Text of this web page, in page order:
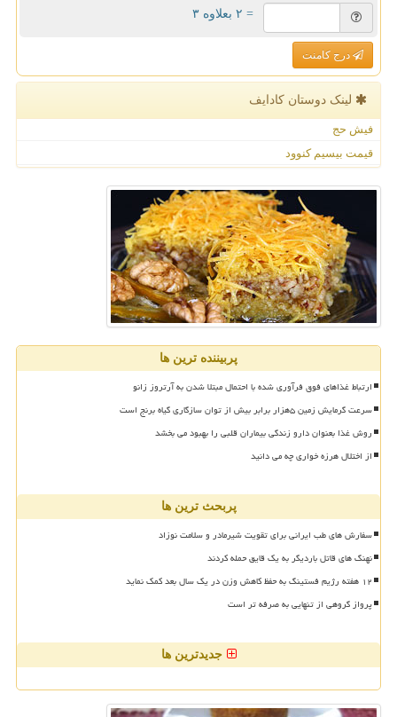
= ۲ بعلاوه ۳
درج کامنت
لینک دوستان كادایف
فیش حج
قیمت بیسیم کنوود
پربیننده ترین ها
ارتباط غذاهای فوق فرآوری شده با احتمال مبتلا شدن به آرتروز زانو
سرعت گرمایش زمین ۵هزار برابر بیش از توان سازگاری گیاه برنج است
روش غذا بعنوان دارو زندگی بیماران قلبی را بهبود می بخشد
از اختلال هرزه خواری چه می دانید
پربحث ترین ها
سفارش های طب ایرانی برای تقویت شیرمادر و سلامت نوزاد
نهنگ های قاتل باردیگر به یک قایق حمله کردند
۱۲ هفته رژیم فستینگ به حفظ کاهش وزن در یک سال بعد کمک نماید
پرواز گروهی از تنهایی به صرفه تر است
جدیدترین ها